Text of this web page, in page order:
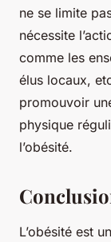
ne se limite
nécessite
comme les
élus locaux,
promouvoir
physique
l’obésité.
L’obésité est